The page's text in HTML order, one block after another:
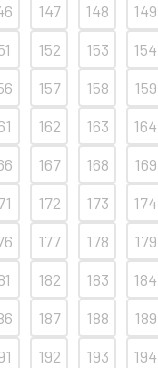
147 148
149
152 153
154
157 158
159
162 163
164
167 168
169
172 173
174
177 178
179
182 183
184
187 188
189
192 193
194